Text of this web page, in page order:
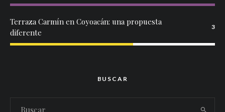
Terraza Carmín en Coyoacán: una propuesta
diferente
3
BUSCAR